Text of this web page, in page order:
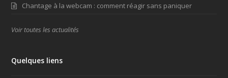
Chantage à la webcam : comment réagir sans paniquer
Voir toutes les actualités
Quelques liens